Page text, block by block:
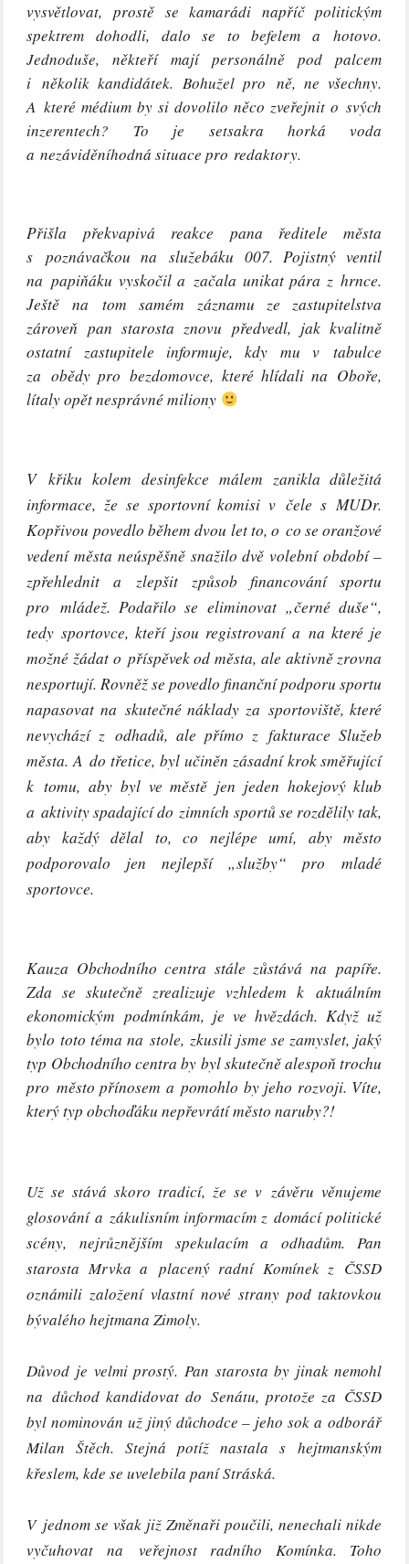
vysvětlovat, prostě se kamarádi napříč politickým
spektrem dohodli, dalo se to befelem a hotovo.
Jednoduše, někteří mají personálně pod palcem
i několik kandidátek. Bohužel pro ně, ne všechny.
A které médium by si dovolilo něco zveřejnit o svých
inzerentech? To je setsakra horká voda
a nezáviděníhodná situace pro redaktory.
Přišla překvapivá reakce pana ředitele města
s poznávačkou na služebáku 007. Pojistný ventil
na papiňáku vyskočil a začala unikat pára z hrnce.
Ještě na tom samém záznamu ze zastupitelstva
zároveň pan starosta znovu předvedl, jak kvalitně
ostatní zastupitele informuje, kdy mu v tabulce
za obědy pro bezdomovce, které hlídali na Oboře,
lítaly opět nesprávné miliony
V křiku kolem desinfekce málem zanikla důležitá
informace, že se sportovní komisi v čele s MUDr.
Kopřivou povedlo během dvou let to, o co se oranžové
vedení města neúspěšně snažilo dvě volební období –
zpřehlednit a zlepšit způsob financování sportu
pro mládež. Podařilo se eliminovat „černé duše“,
tedy sportovce, kteří jsou registrovaní a na které je
možné žádat o příspěvek od města, ale aktivně zrovna
nesportují. Rovněž se povedlo finanční podporu sportu
napasovat na skutečné náklady za sportoviště, které
nevychází z odhadů, ale přímo z fakturace Služeb
města. A do třetice, byl učiněn zásadní krok směřující
k tomu, aby byl ve městě jen jeden hokejový klub
a aktivity spadající do zimních sportů se rozdělily tak,
aby každý dělal to, co nejlépe umí, aby město
podporovalo jen nejlepší „služby“ pro mladé
sportovce.
Kauza Obchodního centra stále zůstává na papíře.
Zda se skutečně zrealizuje vzhledem k aktuálním
ekonomickým podmínkám, je ve hvězdách. Když už
bylo toto téma na stole, zkusili jsme se zamyslet, jaký
typ Obchodního centra by byl skutečně alespoň trochu
pro město přínosem a pomohlo by jeho rozvoji. Víte,
který typ obchoďáku nepřevrátí město naruby?!
Už se stává skoro tradicí, že se v závěru věnujeme
glosování a zákulisním informacím z domácí politické
scény, nejrůznějším spekulacím a odhadům. Pan
starosta Mrvka a placený radní Komínek z ČSSD
oznámili založení vlastní nové strany pod taktovkou
bývalého hejtmana Zimoly.
Důvod je velmi prostý. Pan starosta by jinak nemohl
na důchod kandidovat do Senátu, protože za ČSSD
byl nominován už jiný důchodce – jeho sok a odborář
Milan Štěch. Stejná potíž nastala s hejtmanským
křeslem, kde se uvelebila paní Stráská.
V jednom se však již Změnaři poučili, nenechali nikde
vyčuhovat na veřejnost radního Komínka. Toho